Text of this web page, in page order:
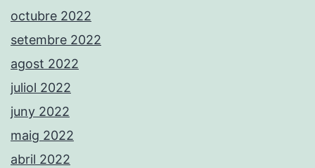
octubre 2022
setembre 2022
agost 2022
juliol 2022
juny 2022
maig 2022
abril 2022